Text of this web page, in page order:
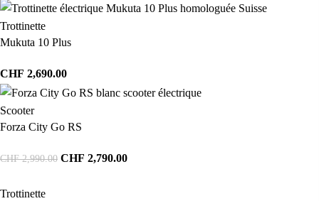
Trottinette
Mukuta 10 Plus
CHF 2,690.00
Scooter
Forza City Go RS
CHF2,990.00 CHF 2,790.00
Trottinette